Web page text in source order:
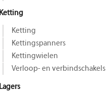
Ketting
Ketting
Kettingspanners
Kettingwielen
Verloop- en verbindschakels
Lagers